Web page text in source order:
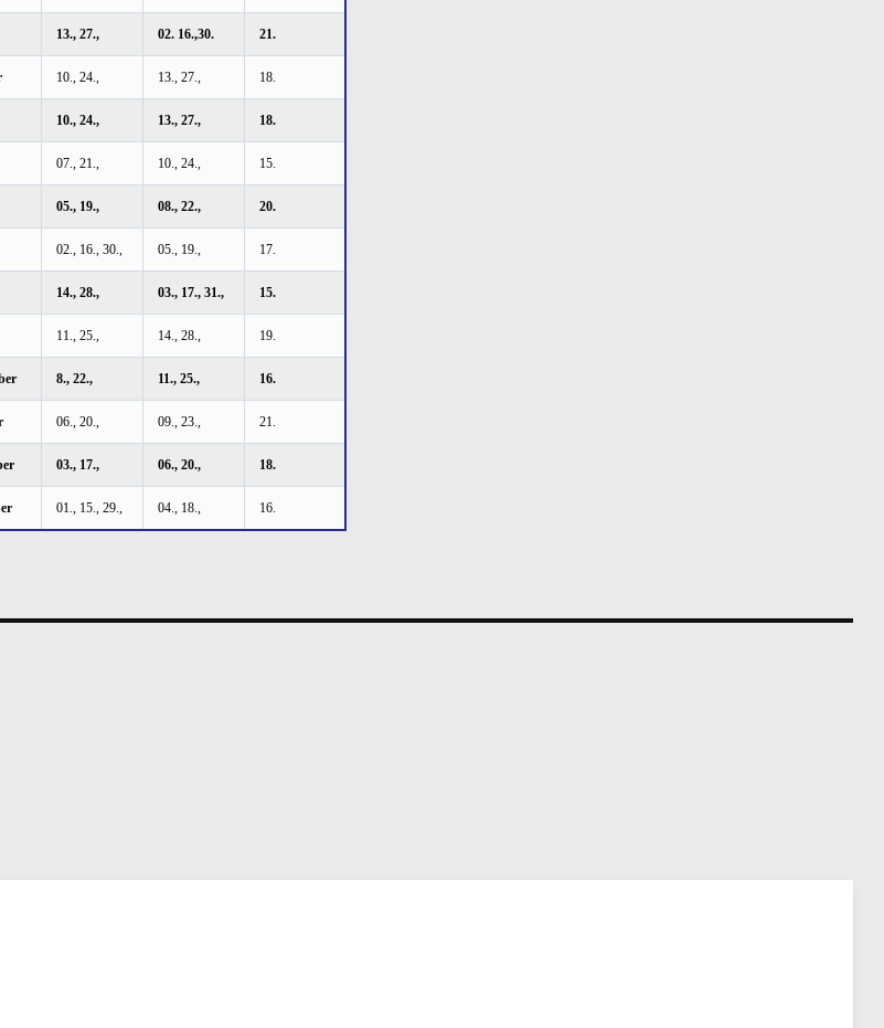
13., 27., 02. 16.,30. 21.
10., 24., 13., 27., 18.
10., 24., 13., 27., 18.
07., 21., 10., 24., 15.
05., 19., 08., 22., 20.
02., 16., 30., 05., 19., 17.
14., 28., 03., 17., 31., 15.
11., 25., 14., 28., 19.
8., 22., 11., 25., 16.
06., 20., 09., 23., 21.
03., 17., 06., 20., 18.
01., 15., 29., 04., 18., 16.